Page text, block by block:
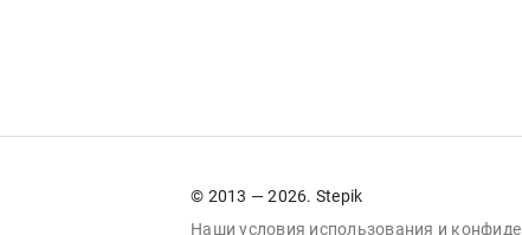
© 2013 — 2026. Stepik
Наши условия использования и